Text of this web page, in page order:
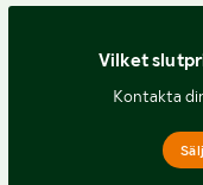
Vilket
Kontakta